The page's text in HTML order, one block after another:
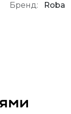
Бренд:
Roba